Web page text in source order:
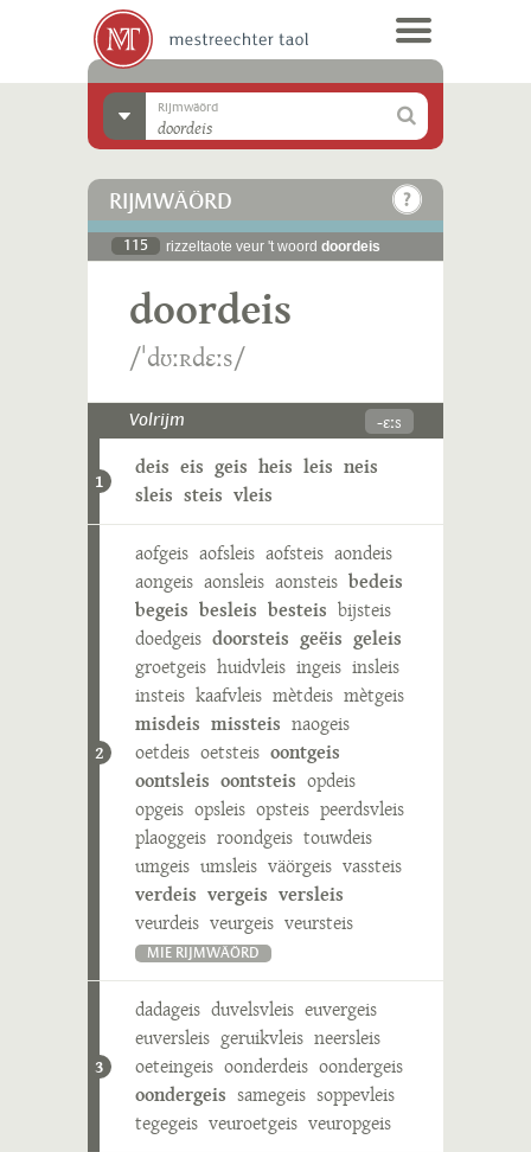
Rijmwäörd
RIJMWÄÖRD
115 rizzeltaote veur 't woord doordeis
doordeis
/ˈdʊːʀdɛːs/
Volrijm -ɛːs
1
deis eis geis heis leis neis
sleis steis vleis
2
aofgeis aofsleis aofsteis aondeis
aongeis aonsleis aonsteis bedeis
begeis besleis besteis bijsteis
doedgeis doorsteis geëis geleis
groetgeis huidvleis ingeis insleis
insteis kaafvleis mètdeis mètgeis
misdeis missteis naogeis
oetdeis oetsteis oontgeis
oontsleis oontsteis opdeis
opgeis opsleis opsteis peerdsvleis
plaoggeis roondgeis touwdeis
umgeis umsleis väörgeis vassteis
verdeis vergeis versleis
veurdeis veurgeis veursteis
MIE RIJMWÄÖRD
3
dadageis duvelsvleis euvergeis
euversleis geruikvleis neersleis
oeteingeis oonderdeis oondergeis
oondergeis samegeis soppevleis
tegegeis veuroetgeis veuropgeis